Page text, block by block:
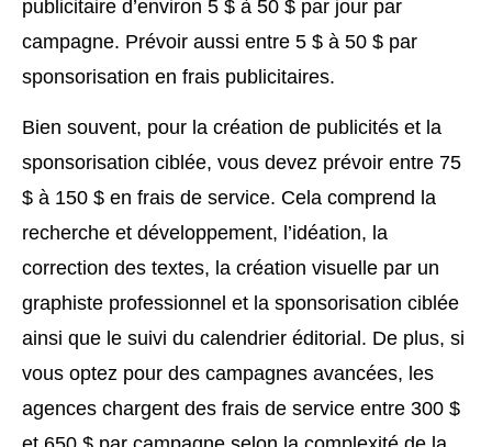
publicitaire d’environ 5 $ à 50 $ par jour par
campagne. Prévoir aussi entre 5 $ à 50 $ par
sponsorisation en frais publicitaires.
Bien souvent, pour la création de publicités et la
sponsorisation ciblée, vous devez prévoir entre 75
$ à 150 $ en frais de service. Cela comprend la
recherche et développement, l’idéation, la
correction des textes, la création visuelle par un
graphiste professionnel et la sponsorisation ciblée
ainsi que le suivi du calendrier éditorial. De plus, si
vous optez pour des campagnes avancées, les
agences chargent des frais de service entre 300 $